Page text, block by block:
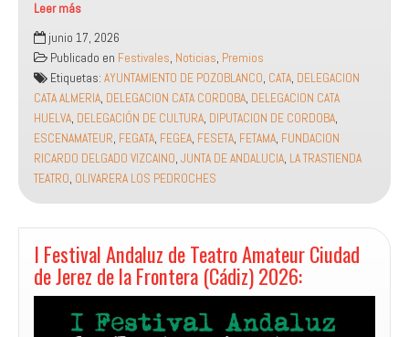
Leer más
CATA
anuncia
las
nominaciones
y
reconocimientos
de
los
II
Premios
Andaluces
de
Teatro
Amateur
“Antonio
Morillas
junio 17, 2026
Publicado en Festivales, Noticias, Premios
Etiquetas: AYUNTAMIENTO DE POZOBLANCO, CATA, DELEGACION
CATA ALMERIA, DELEGACION CATA CORDOBA, DELEGACION CATA
HUELVA, DELEGACIÓN DE CULTURA, DIPUTACION DE CORDOBA,
ESCENAMATEUR, FEGATA, FEGEA, FESETA, FETAMA, FUNDACION
RICARDO DELGADO VIZCAINO, JUNTA DE ANDALUCIA, LA TRASTIENDA
TEATRO, OLIVARERA LOS PEDROCHES
I Festival Andaluz de Teatro Amateur Ciudad
de Jerez de la Frontera (Cádiz) 2026: